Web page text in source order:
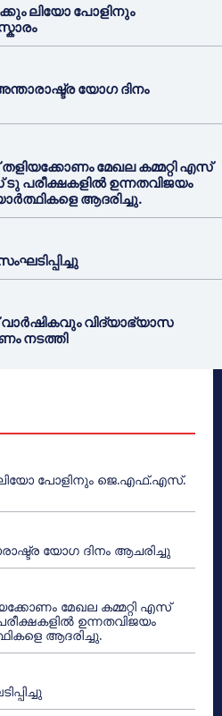
ലിയോ പോളിനും
യോഗ ദിനം
മേഖല കമ്മറ്റി എസ്
ഉന്നതവിജയം
ആദരിച്ചു.
വിദ്യാഭ്യാസ
നടത്തി
പോളിനും ജെ.എഫ്.എസ്.
യോഗ ദിനം ആചരിച്ചു
മേഖല കമ്മറ്റി എസ്
ഉന്നതവിജയം
ആദരിച്ചു.